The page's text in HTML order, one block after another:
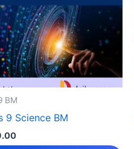
BM
9 Science BM
Current
price